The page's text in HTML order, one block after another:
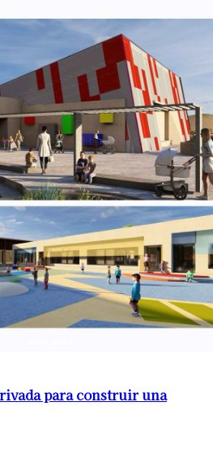
para construir una